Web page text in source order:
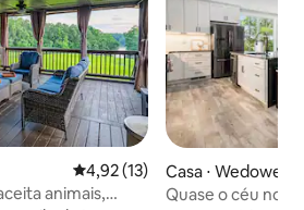
4,92 de uma avaliação média
4,92 (13)
animais,
Casa ⋅ Wedowee
Quase o céu no